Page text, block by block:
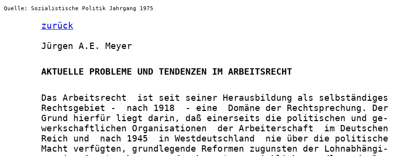
Quelle: Sozialistische Politik Jahrgang 1975
zurück
       Jürgen A.E. Meyer
       AKTUELLE PROBLEME UND TENDENZEN IM ARBEITSRECHT